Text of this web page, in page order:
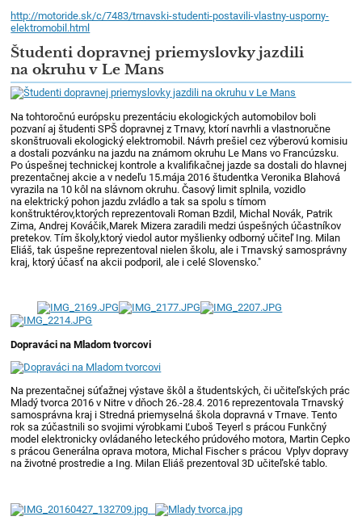
http://motoride.sk/c/7483/trnavski-studenti-postavili-vlastny-usporny-
elektromobil.html
Študenti dopravnej priemyslovky jazdili
na okruhu v Le Mans
Na tohtoročnú európsku prezentáciu ekologických automobilov boli
pozvaní aj študenti SPŠ dopravnej z Trnavy, ktorí navrhli a vlastnoručne
skonštruovali ekologický elektromobil. Návrh prešiel cez výberovú komisiu
a dostali pozvánku na jazdu na známom okruhu Le Mans vo Francúzsku.
Po úspešnej technickej kontrole a kvalifikačnej jazde sa dostali do hlavnej
prezentačnej akcie a v nedeľu 15.mája 2016 študentka Veronika Blahová
vyrazila na 10 kôl na slávnom okruhu. Časový limit splnila, vozidlo
na elektrický pohon jazdu zvládlo a tak sa spolu s tímom
konštruktérov,ktorých reprezentovali Roman Bzdil, Michal Novák, Patrik
Zima, Andrej Kováčik,Marek Mizera zaradili medzi úspešných účastníkov
pretekov. Tím školy,ktorý viedol autor myšlienky odborný učiteľ Ing. Milan
Eliáš, tak úspešne reprezentoval nielen školu, ale i Trnavský samosprávny
kraj, ktorý účasť na akcii podporil, ale i celé Slovensko."
Dopraváci na Mladom tvorcovi
Na prezentačnej súťažnej výstave škôl a študentských, či učiteľských prác
Mladý tvorca 2016 v Nitre v dňoch 26.-28.4. 2016 reprezentovala Trnavský
samosprávna kraj i Stredná priemyselná škola dopravná v Trnave. Tento
rok sa zúčastnili so svojimi výrobkami Ľuboš Teyerl s prácou Funkčný
model elektronicky ovládaného leteckého prúdového motora, Martin Cepko
s prácou Generálna oprava motora, Michal Fischer s prácou Vplyv dopravy
na životné prostredie a Ing. Milan Eliáš prezentoval 3D učiteľské tablo.